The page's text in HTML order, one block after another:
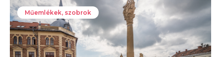
Műemlékek, szobrok